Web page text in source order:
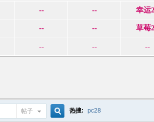
-- -- 幸运
-- -- 草莓
-- -- --
帖子 热搜: pc28